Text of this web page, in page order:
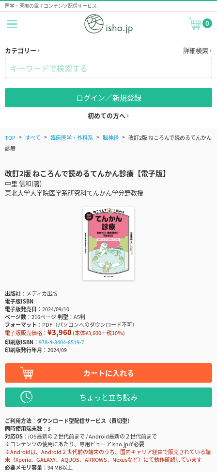
医学・医療の電子コンテンツ配信サービス
0
カテゴリー 詳細検索
ログイン／新規登録
初めての方へ
TOP すべて 臨床医学・外科系 脳神経
改訂2版 ねころんで読めるてんかん
診療
改訂2版 ねころんで読めるてんかん診療【電子版】
中里 信和(著)
東北大学大学院医学系研究科てんかん学分野教授
出版社
メディカ出版
電子版ISBN
電子版発売日
2024/09/10
ページ数
216ページ判型
A5判
フォーマット
PDF（パソコンへのダウンロード不可）
電子版販売価格： ¥3,960(本体¥3,600＋税10％)
印刷版ISBN
978-4-8404-8519-7
印刷版発行年月
2024/09
カートに入れる
ちょっと立ち読み
ご利用方法
ダウンロード型配信サービス（買切型）
同時使用端末数
3
対応OS
iOS最新の２世代前まで / Android最新の２世代前まで
※コンテンツの使用にあたり、専用ビューアisho.jpが必要
※Androidは、Android２世代前の端末のうち、国内キャリア経由で販売されている端
末（Xperia、GALAXY、AQUOS、ARROWS、Nexusなど）にて動作確認しています
必要メモリ容量
94 MB以上